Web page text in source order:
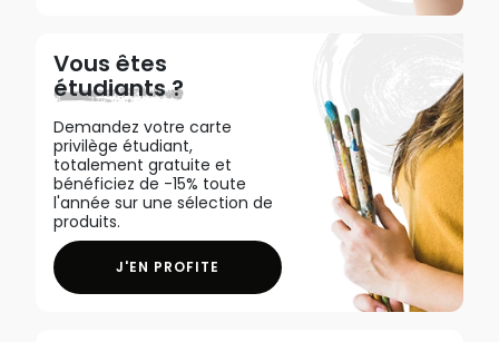
Vous êtes
étudiants ?
Demandez votre carte
privilège étudiant,
totalement gratuite et
bénéficiez de -15% toute
l'année sur une sélection de
produits.
J'EN PROFITE